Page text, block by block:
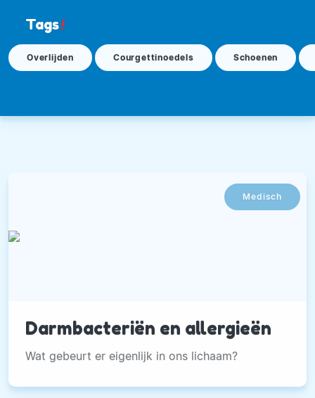
Tags!
Overlijden Courgettinoedels Schoenen
Medisch
Darmbacteriën en allergieën
Wat gebeurt er eigenlijk in ons lichaam?